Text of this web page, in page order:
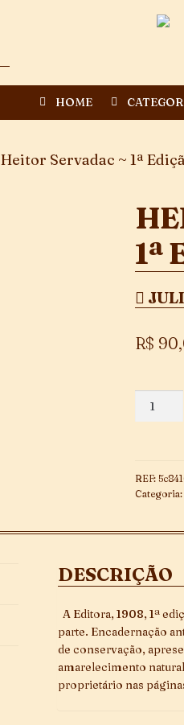
HOME
Heitor Servadac ~ 1ª
1ª
R$
REF:
Categoria:
DESCRIÇÃO
A Editora, 1908, 1ª
parte. Encadernação
de conservação,
amarelecimento
proprietário nas